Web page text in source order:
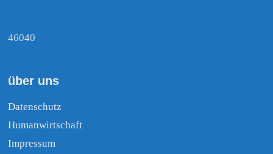
46040
über uns
Datenschutz
Humanwirtschaft
Impressum